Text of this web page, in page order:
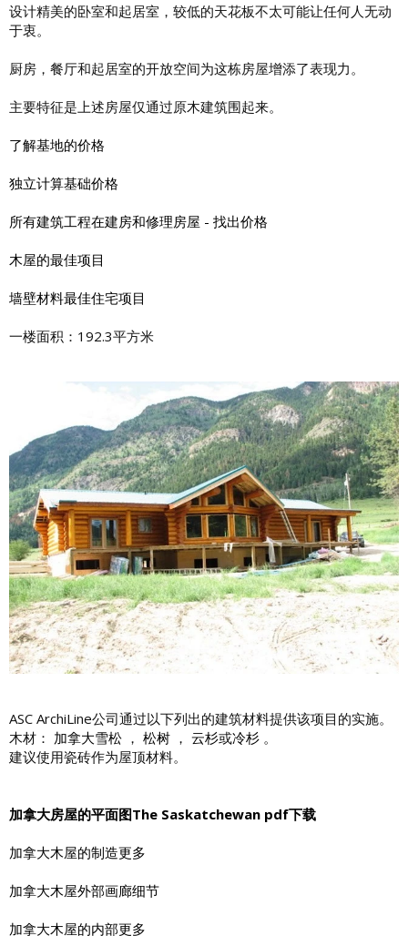
设计精美的卧室和起居室，较低的天花板不太可能让任何人无动
于衷。
厨房，餐厅和起居室的开放空间为这栋房屋增添了表现力。
主要特征是上述房屋仅通过原木建筑围起来。
了解基地的价格
独立计算基础价格
所有建筑工程在建房和修理房屋 - 找出价格
木屋的最佳项目
墙壁材料最佳住宅项目
一楼面积：192.3平方米
ASC ArchiLine公司通过以下列出的建筑材料提供该项目的实施。
木材： 加拿大雪松 ， 松树 ， 云杉或冷杉 。
建议使用瓷砖作为屋顶材料。
加拿大房屋的平面图The Saskatchewan pdf下载
加拿大木屋的制造更多
加拿大木屋外部画廊细节
加拿大木屋的内部更多